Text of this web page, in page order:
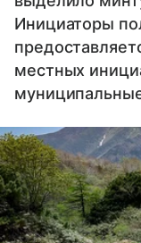
Инициаторы
местных